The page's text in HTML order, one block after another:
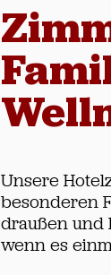
Unsere
besonderen
draußen und
wenn es